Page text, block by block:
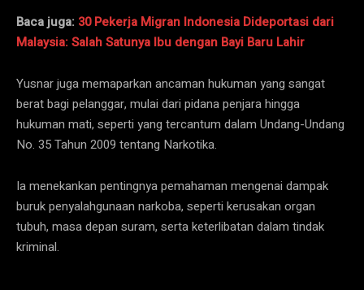
Baca juga: 30 Pekerja Migran Indonesia Dideportasi dari
Malaysia: Salah Satunya Ibu dengan Bayi Baru Lahir
Yusnar juga memaparkan ancaman hukuman yang sangat
berat bagi pelanggar, mulai dari pidana penjara hingga
hukuman mati, seperti yang tercantum dalam Undang-Undang
No. 35 Tahun 2009 tentang Narkotika.
Ia menekankan pentingnya pemahaman mengenai dampak
buruk penyalahgunaan narkoba, seperti kerusakan organ
tubuh, masa depan suram, serta keterlibatan dalam tindak
kriminal.